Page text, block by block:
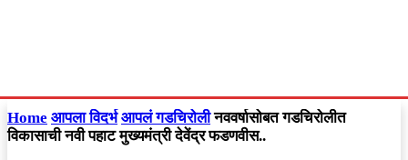
Home आपला विदर्भ आपलं गडचिरोली नववर्षासोबत गडचिरोलीत
विकासाची नवी पहाट मुख्यमंत्री देवेंद्र फडणवीस..